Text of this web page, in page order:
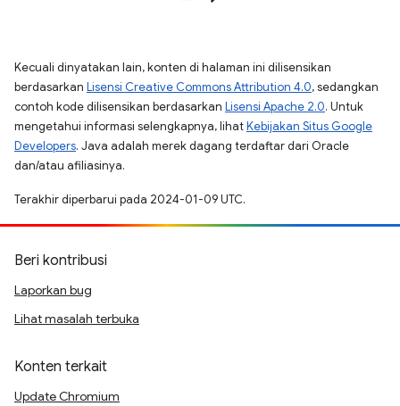
Kecuali dinyatakan lain, konten di halaman ini dilisensikan
berdasarkan Lisensi Creative Commons Attribution 4.0, sedangkan
contoh kode dilisensikan berdasarkan Lisensi Apache 2.0. Untuk
mengetahui informasi selengkapnya, lihatKebijakan Situs Google
Developers. Java adalah merek dagang terdaftar dari Oracle
dan/atau afiliasinya.
Terakhir diperbarui pada 2024-01-09 UTC.
Beri kontribusi
Laporkan bug
Lihat masalah terbuka
Konten terkait
Update Chromium